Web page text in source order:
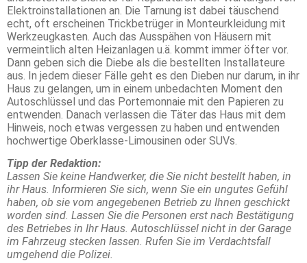
Elektroinstallationen an. Die Tarnung ist dabei täuschend
echt, oft erscheinen Trickbetrüger in Monteurkleidung mit
Werkzeugkasten. Auch das Ausspähen von Häusern mit
vermeintlich alten Heizanlagen u.ä. kommt immer öfter vor.
Dann geben sich die Diebe als die bestellten Installateure
aus. In jedem dieser Fälle geht es den Dieben nur darum, in ihr
Haus zu gelangen, um in einem unbedachten Moment den
Autoschlüssel und das Portemonnaie mit den Papieren zu
entwenden. Danach verlassen die Täter das Haus mit dem
Hinweis, noch etwas vergessen zu haben und entwenden
hochwertige Oberklasse-Limousinen oder SUVs.
Tipp der Redaktion:
Lassen Sie keine Handwerker, die Sie nicht bestellt haben, in
ihr Haus. Informieren Sie sich, wenn Sie ein ungutes Gefühl
haben, ob sie vom angegebenen Betrieb zu Ihnen geschickt
worden sind. Lassen Sie die Personen erst nach Bestätigung
des Betriebes in Ihr Haus. Autoschlüssel nicht in der Garage
im Fahrzeug stecken lassen. Rufen Sie im Verdachtsfall
umgehend die Polizei.